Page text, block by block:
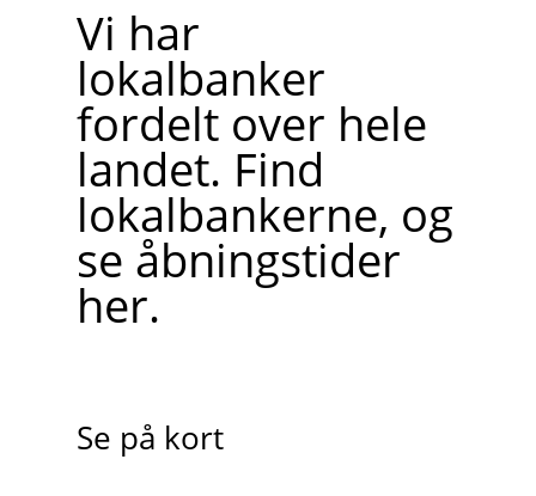
Vi har
lokalbanker
fordelt over hele
landet. Find
lokalbankerne, og
se åbningstider
her.
Se på kort